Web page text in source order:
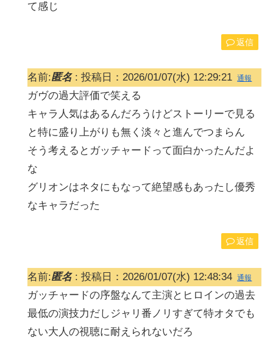
て感じ
返信
名前:匿名: 投稿日：2026/01/07(水) 12:29:21 通報
ガヴの過大評価で笑える
キャラ人気はあるんだろうけどストーリーで見る
と特に盛り上がりも無く淡々と進んでつまらん
そう考えるとガッチャードって面白かったんだよ
な
グリオンはネタにもなって絶望感もあったし優秀
なキャラだった
返信
名前:匿名: 投稿日：2026/01/07(水) 12:48:34 通報
ガッチャードの序盤なんて主演とヒロインの過去
最低の演技力だしジャリ番ノリすぎて特オタでも
ない大人の視聴に耐えられないだろ